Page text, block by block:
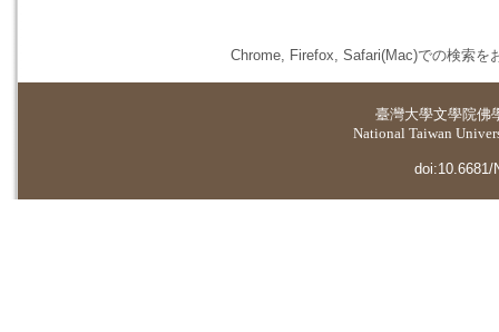
Chrome, Firefox, Safari(Mac)での検索を
臺灣大學文學院佛
National Taiwan
doi:10.6681/